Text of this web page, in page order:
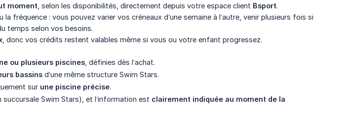
moment , selon les disponibilités, directement depuis votre espace client Bsport.
la fréquence : vous pouvez varier vos créneaux d’une semaine à l’autre, venir plusieurs fois si
temps selon vos besoins.
, donc vos crédits restent valables même si vous ou votre enfant progressez.
ou plusieurs piscines , définies dès l’achat.
bassins d’une même structure Swim Stars.
sur une piscine précise.
succursale Swim Stars), et l’information est clairement indiquée au moment de la